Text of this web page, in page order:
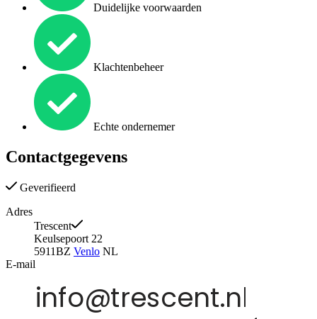
Duidelijke voorwaarden
Klachtenbeheer
Echte ondernemer
Contactgegevens
Geverifieerd
Adres
Trescent
Keulsepoort 22
5911BZ Venlo NL
E-mail